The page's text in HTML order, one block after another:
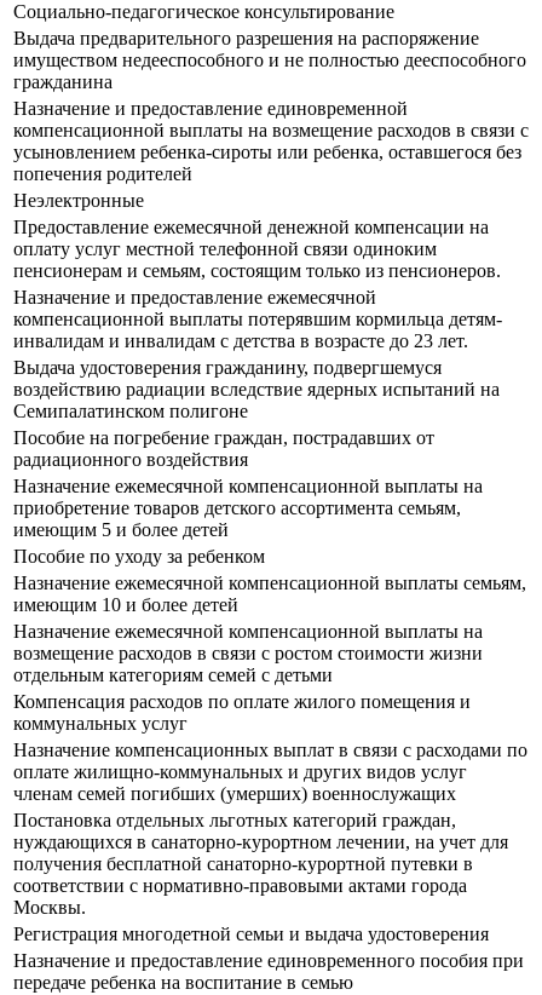
Социально-педагогическое консультирование
Выдача предварительного разрешения на распоряжение
имуществом недееспособного и не полностью дееспособного
гражданина
Назначение и предоставление единовременной
компенсационной выплаты на возмещение расходов в связи с
усыновлением ребенка-сироты или ребенка, оставшегося без
попечения родителей
Неэлектронные
Предоставление ежемесячной денежной компенсации на
оплату услуг местной телефонной связи одиноким
пенсионерам и семьям, состоящим только из пенсионеров.
Назначение и предоставление ежемесячной
компенсационной выплаты потерявшим кормильца детям-
инвалидам и инвалидам с детства в возрасте до 23 лет.
Выдача удостоверения гражданину, подвергшемуся
воздействию радиации вследствие ядерных испытаний на
Семипалатинском полигоне
Пособие на погребение граждан, пострадавших от
радиационного воздействия
Назначение ежемесячной компенсационной выплаты на
приобретение товаров детского ассортимента семьям,
имеющим 5 и более детей
Пособие по уходу за ребенком
Назначение ежемесячной компенсационной выплаты семьям,
имеющим 10 и более детей
Назначение ежемесячной компенсационной выплаты на
возмещение расходов в связи с ростом стоимости жизни
отдельным категориям семей с детьми
Компенсация расходов по оплате жилого помещения и
коммунальных услуг
Назначение компенсационных выплат в связи с расходами по
оплате жилищно-коммунальных и других видов услуг
членам семей погибших (умерших) военнослужащих
Постановка отдельных льготных категорий граждан,
нуждающихся в санаторно-курортном лечении, на учет для
получения бесплатной санаторно-курортной путевки в
соответствии с нормативно-правовыми актами города
Москвы.
Регистрация многодетной семьи и выдача удостоверения
Назначение и предоставление единовременного пособия при
передаче ребенка на воспитание в семью